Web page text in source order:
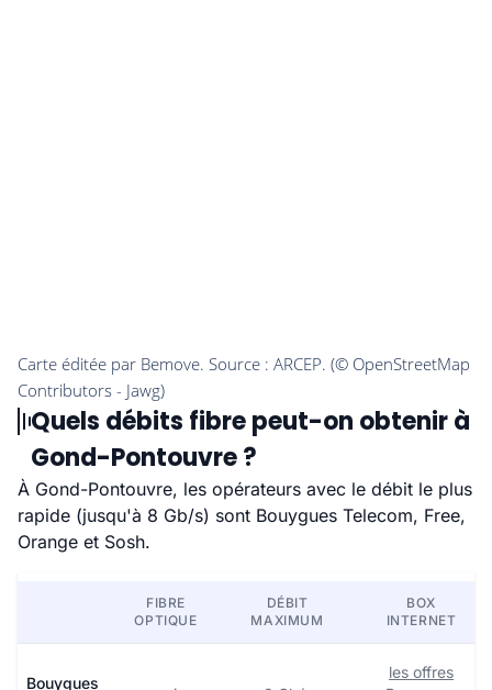
Quels débits fibre peut-on obtenir à
Gond-Pontouvre ?
À Gond-Pontouvre, les opérateurs avec le débit le plus
rapide (jusqu'à 8 Gb/s) sont Bouygues Telecom, Free,
Orange et Sosh.
FIBRE
OPTIQUE
DÉBIT
MAXIMUM
BOX
INTERNET
Bouygues
les offres